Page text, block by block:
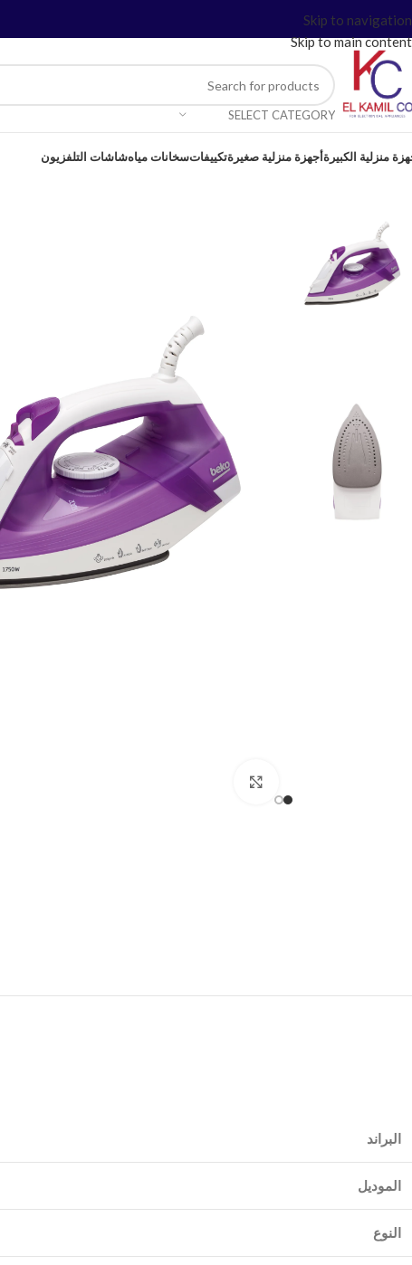
Skip to navigation
Skip to main content
SELECT CATEGORY
منزلية الكبيرةأجهزة منزلية صغيرةتكييفاتسخانات مياهشاشات التلفزيون
البراند
الموديل
النوع